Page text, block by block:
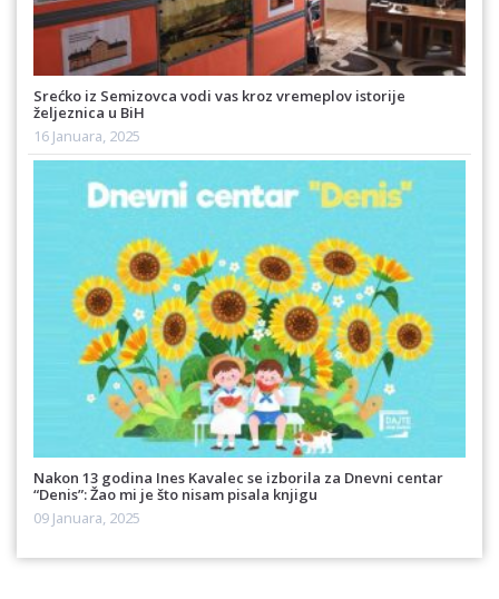
Srećko iz Semizovca vodi vas kroz vremeplov istorije
željeznica u BiH
16 Januara, 2025
Nakon 13 godina Ines Kavalec se izborila za Dnevni centar
“Denis”: Žao mi je što nisam pisala knjigu
09 Januara, 2025